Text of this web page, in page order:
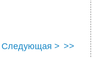
Следующая > >>